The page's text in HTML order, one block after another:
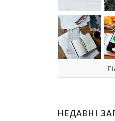
НЕДАВНІ